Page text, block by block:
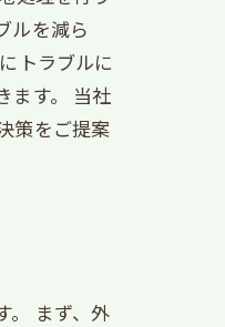
ルを減ら
トラブルに
ます。 当社
策をご提案
。 まず、外